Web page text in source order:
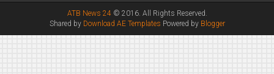
ATB News 24© 2016. All Rights Reserved.
Shared by Download AE Templates Powered by Blogger